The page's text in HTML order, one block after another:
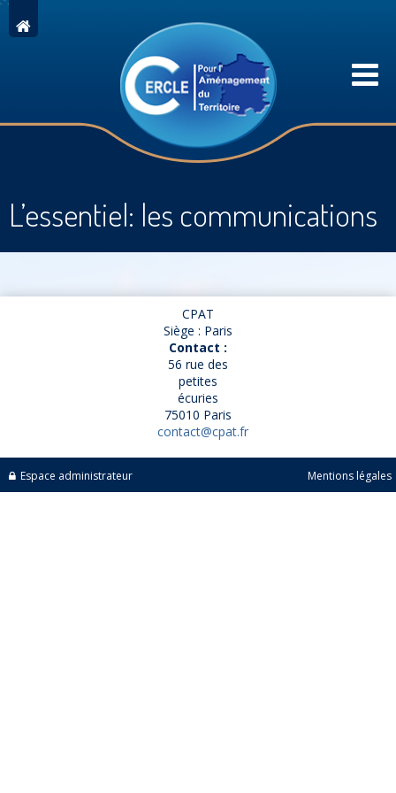
L’essentiel: les communications
CPAT
Siège : Paris
Contact :
56 rue des
petites
écuries
75010 Paris
contact@cpat.fr
Espace administrateur Mentions légales